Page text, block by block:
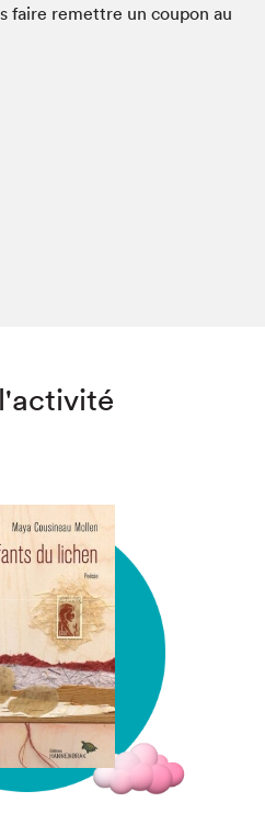
faire remet­tre un coupon au